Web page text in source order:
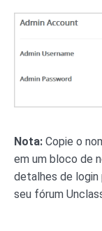
Nota: Copie o
em um bloco de
detalhes de login
seu fórum